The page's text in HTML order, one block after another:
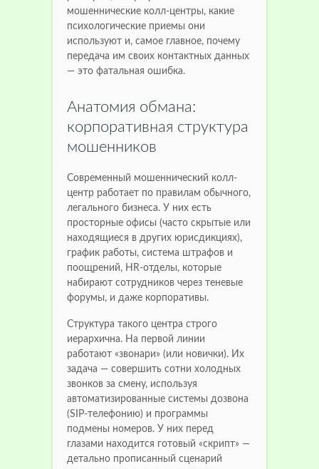
мошеннические колл-центры, какие
психологические приемы они
используют и, самое главное, почему
передача им своих контактных данных
— это фатальная ошибка.
Анатомия обмана:
корпоративная структура
мошенников
Современный мошеннический колл-
центр работает по правилам обычного,
легального бизнеса. У них есть
просторные офисы (часто скрытые или
находящиеся в других юрисдикциях),
график работы, система штрафов и
поощрений, HR-отделы, которые
набирают сотрудников через теневые
форумы, и даже корпоративы.
Структура такого центра строго
иерархична. На первой линии
работают «звонари» (или новички). Их
задача — совершить сотни холодных
звонков за смену, используя
автоматизированные системы дозвона
(SIP-телефонию) и программы
подмены номеров. У них перед
глазами находится готовый «скрипт» —
детально прописанный сценарий